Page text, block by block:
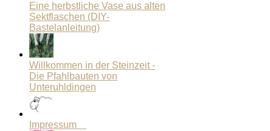
Eine herbstliche Vase aus alten
Sektflaschen (DIY-
Bastelanleitung)
Willkommen in der Steinzeit -
Die Pfahlbauten von
Unteruhldingen
Impressum